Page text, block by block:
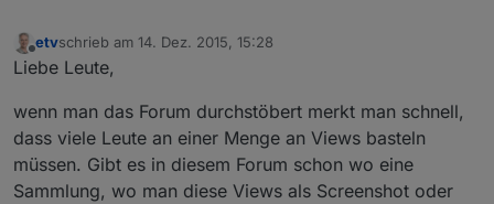
Offline
etvschrieb am 14. Dez. 2015, 15:28
zuletzt editiert von
Liebe Leute,
wenn man das Forum durchstöbert merkt man schnell,
dass viele Leute an einer Menge an Views basteln
müssen. Gibt es in diesem Forum schon wo eine
Sammlung, wo man diese Views als Screenshot oder